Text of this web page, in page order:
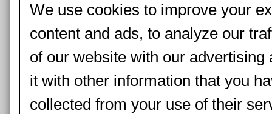
We use cookies to improve your
content and ads, to analyze our
of our website with our
it with other information that you
collected from your use of their